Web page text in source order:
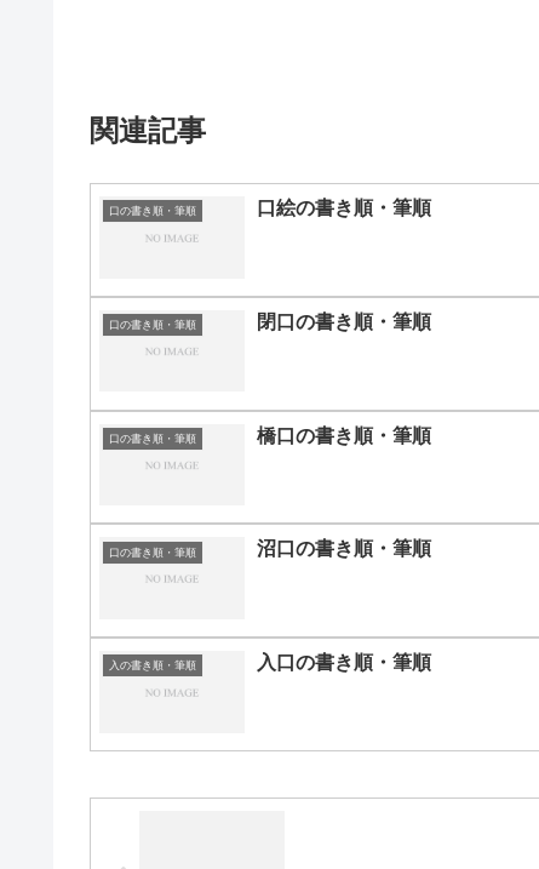
関連記事
口の書き順・筆順 口絵の書き順・筆順
口の書き順・筆順 閉口の書き順・筆順
口の書き順・筆順 橋口の書き順・筆順
口の書き順・筆順 沼口の書き順・筆順
入の書き順・筆順 入口の書き順・筆順